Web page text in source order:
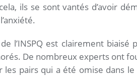
ils se sont vantés d’avoir
l’INSPQ est clairement
De nombreux experts ont
les pairs qui a été omise dans